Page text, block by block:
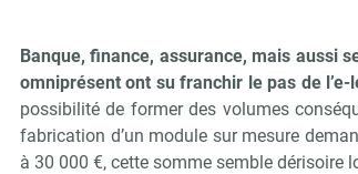
Banque, finance, assurance, mais aussi
omniprésent ont su franchir le pas de l’e-
possibilité de former des volumes
fabrication d’un module sur mesure
à 30 000 €, cette somme semble dérisoire